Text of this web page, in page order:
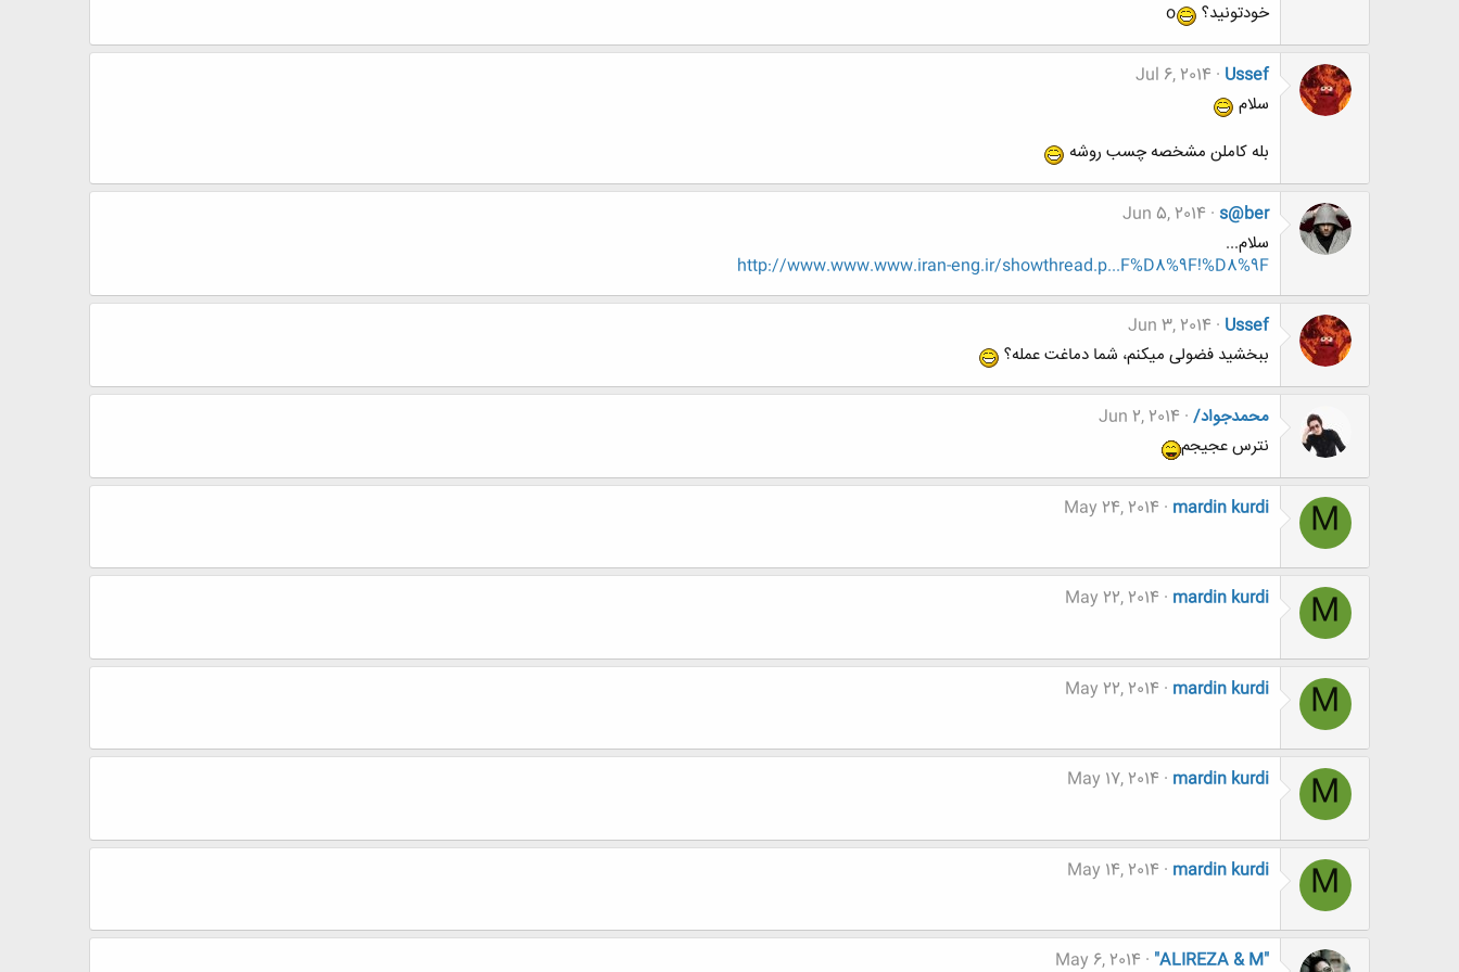
خودتونید؟ o
Ussef
Jul 6, 2014
سلام
بله کاملن مشخصه چسب روشه
s@ber
Jun 5, 2014
سلام...
http://www.www.www.iran-eng.ir/showthread.p...F%D8%9F!%D8%9F
Ussef
Jun 3, 2014
ببخشید فضولی میکنم، شما دماغت عمله؟
محمدجواد/ Jun 2, 2014
نترس عجیجم
M
mardin kurdi
May 24, 2014
M
mardin kurdi
May 22, 2014
M
mardin kurdi
May 22, 2014
M
mardin kurdi
May 17, 2014
M
mardin kurdi
May 14, 2014
"ALIREZA & M"
May 6, 2014